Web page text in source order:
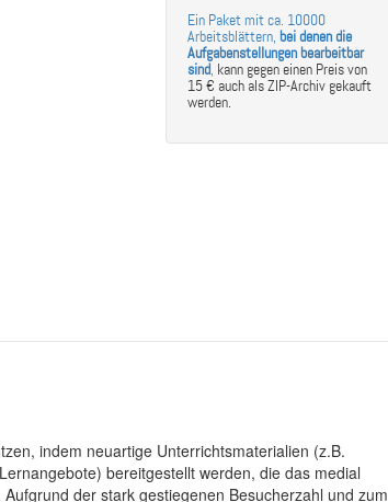
Ein Paket mit ca. 10000
Arbeitsblättern, bei denen die
Aufgabenstellungen bearbeitbar
sind, kann gegen einen Preis von
15 € auch als ZIP-Archiv gekauft
werden.
indem neuartige Unterrichtsmaterialien (z.B.
bereitgestellt werden, die das medial
der stark gestiegenen Besucherzahl und zum